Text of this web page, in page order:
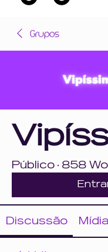
Grupos
Público · 858
Discussão Mídia